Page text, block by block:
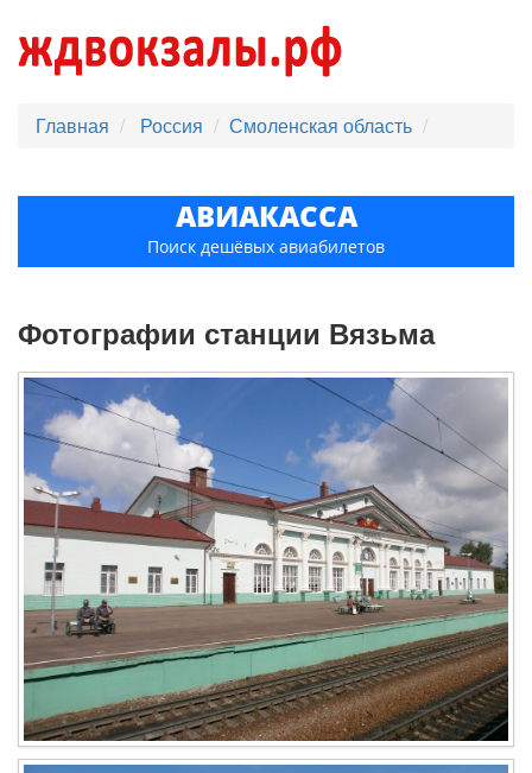
Главная Россия Смоленская область
АВИАКАССА
Поиск дешёвых авиабилетов
Фотографии станции Вязьма